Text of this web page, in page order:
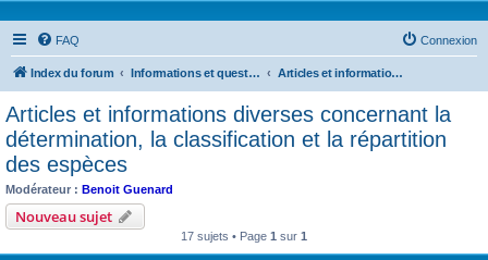
FAQ Connexion
Index du forum Informations et questions taxonomiques Articles et informations diverses concernant la détermination, la classification et la répartition des espèces
Articles et informations diverses concernant la
détermination, la classification et la répartition
des espèces
Modérateur : Benoit Guenard
Nouveau sujet
17 sujets • Page 1 sur 1